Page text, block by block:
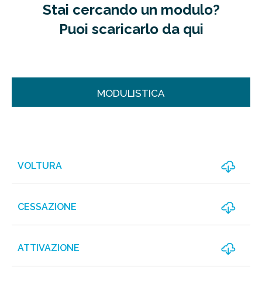
Stai cercando un modulo?
Puoi scaricarlo da qui
MODULISTICA
VOLTURA
CESSAZIONE
ATTIVAZIONE